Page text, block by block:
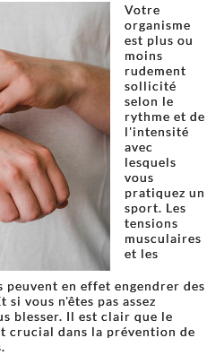
Votre
organisme
est plus ou
moins
rudement
sollicité
selon le
rythme et de
l'intensité
avec
lesquels
vous
pratiquez un
sport. Les
tensions
musculaires
et les
en effet engendrer des
si vous n'êtes pas assez
blesser. Il est clair que le
crucial dans la prévention de